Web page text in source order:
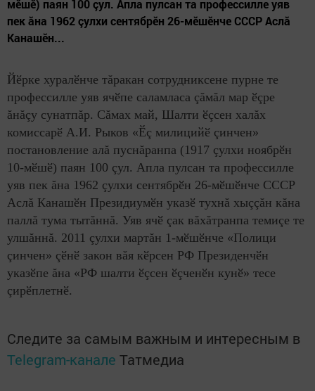
мӗшӗ) паян 100 çул. Апла пулсан та профессилле уяв
пек ăна 1962 çулхи сентябрӗн 26-мӗшӗнче СССР Аслă
Канашӗн...
Йӗрке хуралӗнче тăракан сотрудниксене пурне те
профессилле уяв ячӗпе саламласа çăмăл мар ӗçре
ăнăçу сунатпăр. Сăмах май, Шалти ӗçсен халăх
комиссарӗ А.И. Рыков «Ӗç милицийӗ çинчен»
постановление алă пуснăранпа (1917 çулхи ноябрӗн
10-мӗшӗ) паян 100 çул. Апла пулсан та профессилле
уяв пек ăна 1962 çулхи сентябрӗн 26-мӗшӗнче СССР
Аслă Канашӗн Президиумӗн указӗ тухнă хыççăн кăна
паллă тума тытăннă. Уяв ячӗ çак вăхăтранпа темиçе те
улшăннă. 2011 çулхи мартăн 1-мӗшӗнче «Полици
çинчен» çӗнӗ закон вăя кӗрсен РФ Президенчӗн
указӗпе ăна «РФ шалти ӗçсен ӗçченӗн кунӗ» тесе
çирӗплетнӗ.
Следите за самым важным и интересным в
Telegram-канале Татмедиа